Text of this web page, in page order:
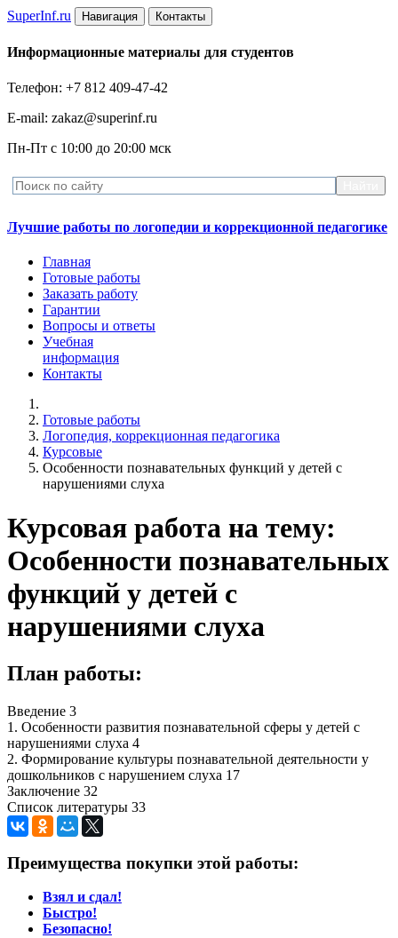
SuperInf.ru Навигация Контакты
Информационные материалы для студентов
Телефон: +7 812 409-47-42
E-mail: zakaz@superinf.ru
Пн-Пт с 10:00 до 20:00 мск
Лучшие работы по логопедии и коррекционной педагогике
Главная
Готовые работы
Заказать работу
Гарантии
Вопросы и ответы
Учебная
информация
Контакты
Готовые работы
Логопедия, коррекционная педагогика
Курсовые
Особенности познавательных функций у детей с
нарушениями слуха
Курсовая работа на тему:
Особенности познавательных
функций у детей с
нарушениями слуха
План работы:
Введение 3
1. Особенности развития познавательной сферы у детей с
нарушениями слуха 4
2. Формирование культуры познавательной деятельности у
дошкольников с нарушением слуха 17
Заключение 32
Список литературы 33
Преимущества покупки этой работы:
Взял и сдал!
Быстро!
Безопасно!